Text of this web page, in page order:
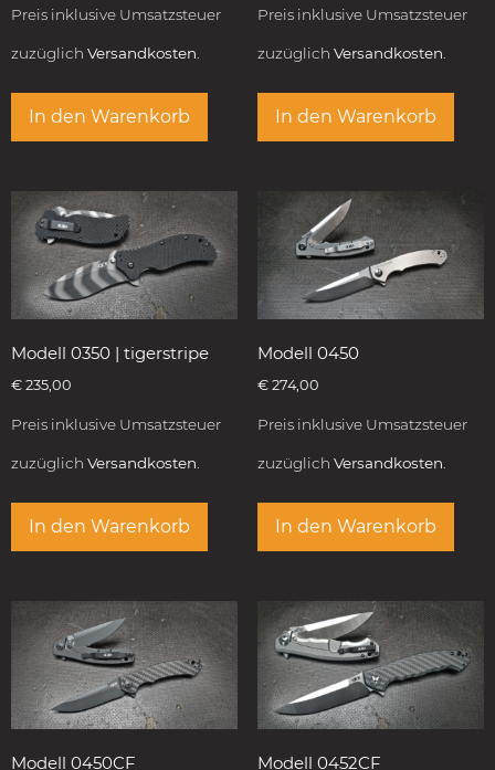
Preis inklusive Umsatzsteuer
zuzüglich Versandkosten.
In den Warenkorb
Preis inklusive Umsatzsteuer
zuzüglich Versandkosten.
In den Warenkorb
Modell 0350 | tigerstripe
€ 235,00
Preis inklusive Umsatzsteuer
zuzüglich Versandkosten.
In den Warenkorb
Modell 0450
€274,00
Preis inklusive Umsatzsteuer
zuzüglich Versandkosten.
In den Warenkorb
Modell 0450CF Modell 0452CF